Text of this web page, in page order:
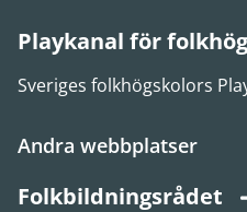
Playkanal för
Sveriges folkhögskolors
Andra webbplatser
Folkbildningsrådet